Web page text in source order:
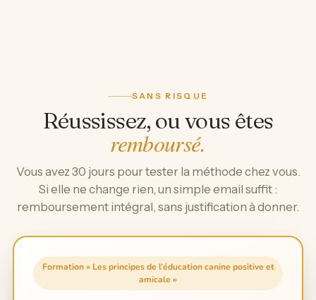
SANS RISQUE
Réussissez, ou vous êtes
remboursé.
Vous avez 30 jours pour tester la méthode chez vous.
Si elle ne change rien, un simple email suffit :
remboursement intégral, sans justification à donner.
Formation « Les principes de l’éducation canine positive et
amicale »